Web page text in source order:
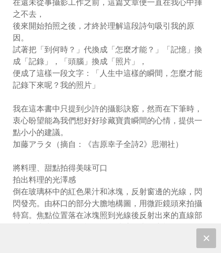
在還未從事攝影工作之前，這篇文章便一直在我心中揮
之不去，
後來開始拍照之後，才終於理解這段詩句吸引我的原
因。
試著把「到何時？」代換成「怎麼才能？」「記憶」換
成「記錄」，「頭腦」換成「照片」，
便成了這樣一段文字：「人生中這樣的瞬間，怎麼才能
記錄下來呢？我的照片」
我在這本書中只提到少許的攝影訣竅，然而在下筆時，
衷心盼望能為我們想好好珍藏寶貴瞬間的心情，提供一
點小小的建議。
加藤アラタ（摘自：《吉原幸子全詩2》思潮社）
將料理、甜點拍得美味可口
拍出料理的光澤感
倒在玻璃杯中的紅色果汁和冰塊，反射窗邊的光線，閃
閃發亮。由杯口的部分大膽地構圖，用微距鏡頭來拍攝
特寫。焦點位置落在冰塊照到光線後反射出來的直線部
分，調大光圈將周圍模糊化。玻璃杯上的商標，是紅色